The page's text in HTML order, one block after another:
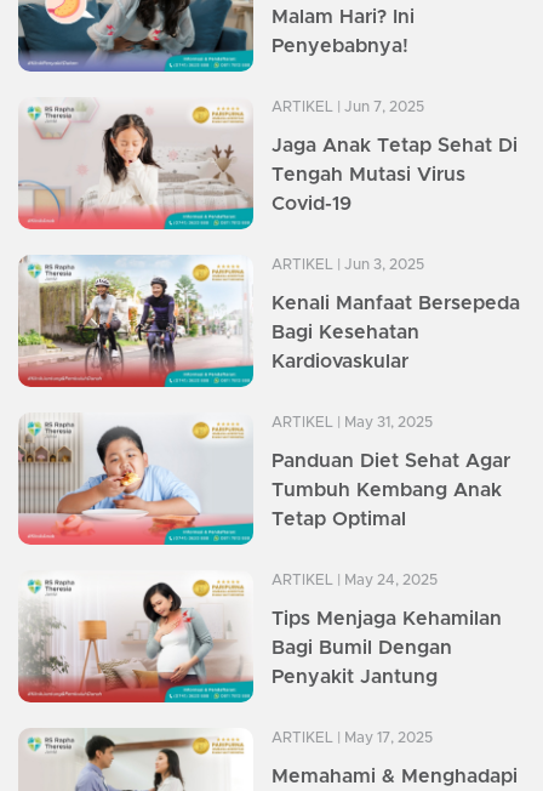
Malam Hari? Ini
Penyebabnya!
ARTIKEL | Jun 7, 2025
Jaga Anak Tetap Sehat Di
Tengah Mutasi Virus
Covid-19
ARTIKEL | Jun 3, 2025
Kenali Manfaat Bersepeda
Bagi Kesehatan
Kardiovaskular
ARTIKEL | May 31, 2025
Panduan Diet Sehat Agar
Tumbuh Kembang Anak
Tetap Optimal
ARTIKEL | May 24, 2025
Tips Menjaga Kehamilan
Bagi Bumil Dengan
Penyakit Jantung
ARTIKEL | May 17, 2025
Memahami & Menghadapi